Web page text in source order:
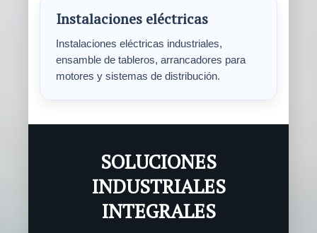
Instalaciones eléctricas
Instalaciones eléctricas industriales,
ensamble de tableros, arrancadores para
motores y sistemas de distribución.
SOLUCIONES
INDUSTRIALES
INTEGRALES